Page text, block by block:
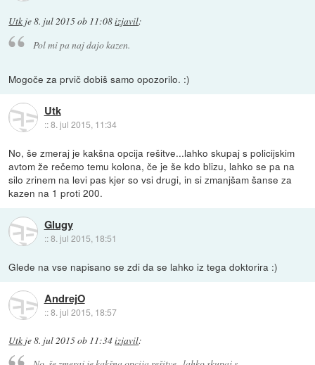
Utk je8. jul 2015 ob 11:08izjavil:
Pol mi pa naj dajo kazen.
Mogoče za prvič dobiš samo opozorilo. :)
Utk
::8. jul 2015, 11:34
No, še zmeraj je kakšna opcija rešitve...lahko skupaj s policijskim
avtom že rečemo temu kolona, če je še kdo blizu, lahko se pa na
silo zrinem na levi pas kjer so vsi drugi, in si zmanjšam šanse za
kazen na 1 proti 200.
Glugy
::8. jul 2015, 18:51
Glede na vse napisano se zdi da se lahko iz tega doktorira :)
AndrejO
::8. jul 2015, 18:57
Utk je8. jul 2015 ob 11:34izjavil: